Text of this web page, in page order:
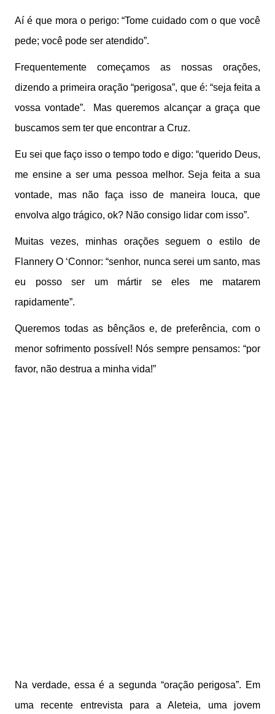
Aí é que mora o perigo: “Tome cuidado com o que você
pede; você pode ser atendido”.
Frequentemente começamos as nossas orações,
dizendo a primeira oração “perigosa”, que é: “seja feita a
vossa vontade”. Mas queremos alcançar a graça que
buscamos sem ter que encontrar a Cruz.
Eu sei que faço isso o tempo todo e digo: “querido Deus,
me ensine a ser uma pessoa melhor. Seja feita a sua
vontade, mas não faça isso de maneira louca, que
envolva algo trágico, ok? Não consigo lidar com isso”.
Muitas vezes, minhas orações seguem o estilo de
Flannery O ‘Connor: “senhor, nunca serei um santo, mas
eu posso ser um mártir se eles me matarem
rapidamente”.
Queremos todas as bênçãos e, de preferência, com o
menor sofrimento possível! Nós sempre pensamos: “por
favor, não destrua a minha vida!”
Na verdade, essa é a segunda “oração perigosa”. Em
uma recente entrevista para a Aleteia, uma jovem